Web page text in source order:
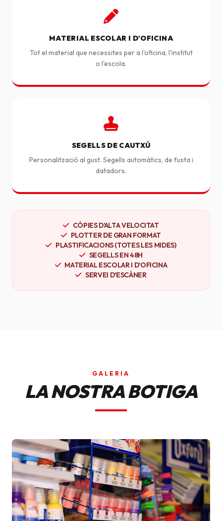
MATERIAL ESCOLAR I D'OFICINA
Tot el material que necessites per a l'oficina, l'institut
o l'escola.
SEGELLS DE CAUTXÚ
Personalització al gust. Segells automàtics, de fusta i
datadors.
CÒPIES D'ALTA VELOCITAT
PLOTTER DE GRAN FORMAT
PLASTIFICACIONS (TOTES LES MIDES)
SEGELLS EN 48H
MATERIAL ESCOLAR I D'OFICINA
SERVEI D'ESCÀNER
GALERIA
LA NOSTRA BOTIGA